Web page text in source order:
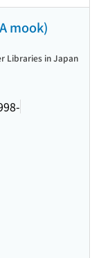
mook)
Libraries in Japan